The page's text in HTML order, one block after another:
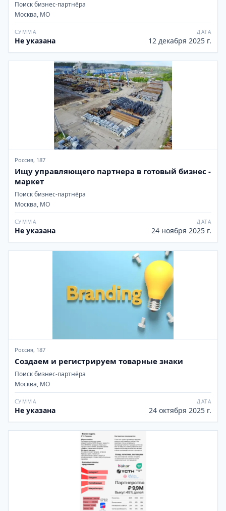
Поиск бизнес-партнёра
Москва, МО
СУММА
Не указана
ДАТА
12 декабря 2025 г.
Россия, 187
Ищу управляющего партнера в готовый бизнес -
маркет
Поиск бизнес-партнёра
Москва, МО
СУММА
Не указана
ДАТА
24 ноября 2025 г.
Россия, 187
Создаем и регистрируем товарные знаки
Поиск бизнес-партнёра
Москва, МО
СУММА
Не указана
ДАТА
24 октября 2025 г.